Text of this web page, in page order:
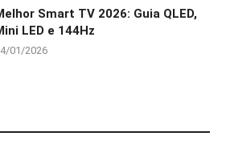
Smart TV 2026: Guia QLED,
LED e 144Hz
01/2026